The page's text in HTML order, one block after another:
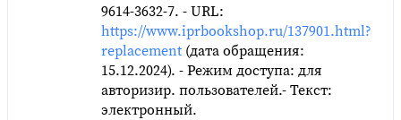
9614-3632-7. - URL:
https://www.iprbookshop.ru/137901.html?
replacement (дата обращения:
15.12.2024). - Режим доступа: для
авторизир. пользователей.- Текст:
электронный.